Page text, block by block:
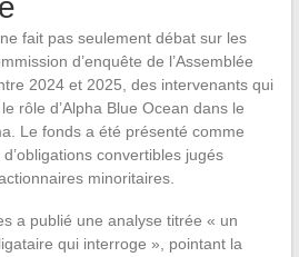
fait pas seulement débat sur les
d’enquête de l’Assemblée
2024 et 2025, des intervenants qui
rôle d’Alpha Blue Ocean dans le
Le fonds a été présenté comme
convertibles jugés
minoritaires.
a publié une analyse titrée « un
qui interroge », pointant la